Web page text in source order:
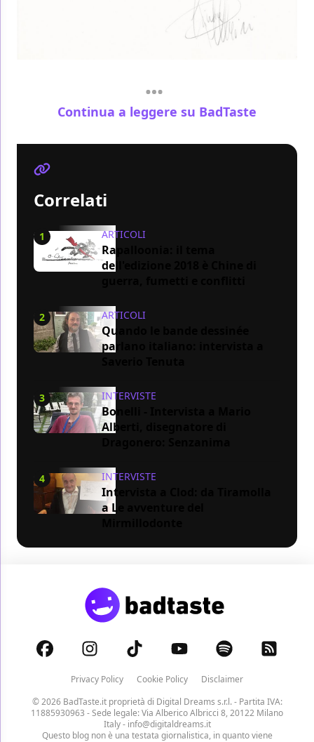
Continua a leggere su BadTaste
Correlati
1 ARTICOLI
Rapalloonia: il tema
dell'edizione 2018 è Chine di
2 ARTICOLI
Quando le bande dessinée
parlano italiano: intervista a
3 INTERVISTE
Bonelli - Intervista a Mario
Alberti, disegnatore di
4 INTERVISTE
Intervista a Clod: da Tiramolla
a Le avventure del
Privacy Policy Cookie Policy
Disclaimer
© 2026 BadTaste.it proprietà di Digital Dreams s.r.l.- Partita IVA:
11885930963 - Sede legale: Via Alberico Albricci 8, 20122 Milano
Italy - info@digitaldreams.it
Questo blog non è una testata giornalistica, in quanto viene